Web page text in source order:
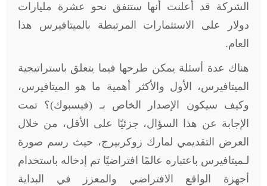
الشركة قد أعلنت أنها ستنفق نحو عشرة مليارات
دولار على الاستثمارات المرتبطة بالميتافيرس هذا
العام.
هناك عدة أسئلة يمكن طرحها فيما يتعلق باستراتيجية
الميتافيرس، الأول والأكثر أهمية ما هو الميتافيرس،
وكيف سيكون الإصدار الخاص بـ (فيسبوك)؟ تمت
الإجابة عن هذا السؤال، جزئيًا على الأقل، من خلال
العرض التقديمي لمارك زوكربيرج، حيث رسم صورة
لـميتافيرس باعتباره عالمًا افتراضيًا تم إدخاله باستخدام
أجهزة الواقع الافتراضي والمعزز في البداية